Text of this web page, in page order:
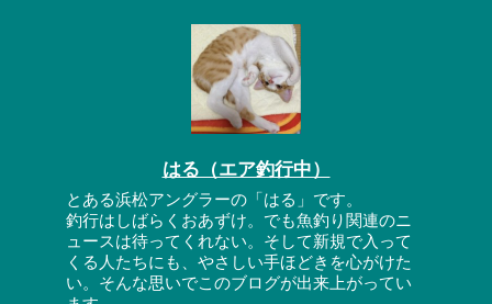
はる（エア釣行中）
とある浜松アングラーの「はる」です。
釣行はしばらくおあずけ。でも魚釣り関連のニ
ュースは待ってくれない。そして新規で入って
くる人たちにも、やさしい手ほどきを心がけた
い。そんな思いでこのブログが出来上がってい